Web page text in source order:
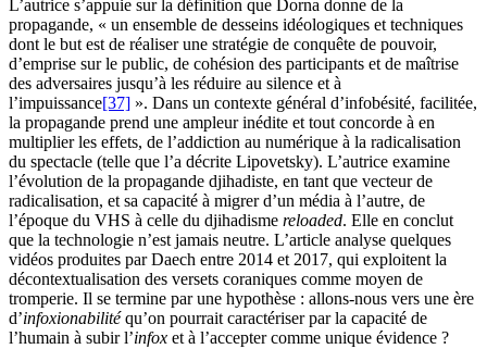
L’autrice s’appuie sur la définition que Dorna donne de la
propagande, « un ensemble de desseins idéologiques et techniques
dont le but est de réaliser une stratégie de conquête de pouvoir,
d’emprise sur le public, de cohésion des participants et de maîtrise
des adversaires jusqu’à les réduire au silence et à
l’impuissance[37] ». Dans un contexte général d’infobésité, facilitée,
la propagande prend une ampleur inédite et tout concorde à en
multiplier les effets, de l’addiction au numérique à la radicalisation
du spectacle (telle que l’a décrite Lipovetsky). L’autrice examine
l’évolution de la propagande djihadiste, en tant que vecteur de
radicalisation, et sa capacité à migrer d’un média à l’autre, de
l’époque du VHS à celle du djihadisme reloaded. Elle en conclut
que la technologie n’est jamais neutre. L’article analyse quelques
vidéos produites par Daech entre 2014 et 2017, qui exploitent la
décontextualisation des versets coraniques comme moyen de
tromperie. Il se termine par une hypothèse : allons-nous vers une ère
d’infoxionabilité qu’on pourrait caractériser par la capacité de
l’humain à subir l’infox et à l’accepter comme unique évidence ?